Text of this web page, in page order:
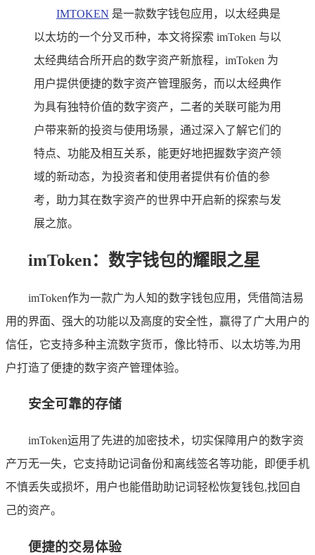
IMTOKEN 是一款数字钱包应用，以太经典是
以太坊的一个分叉币种，本文将探索 imToken 与以
太经典结合所开启的数字资产新旅程，imToken 为
用户提供便捷的数字资产管理服务，而以太经典作
为具有独特价值的数字资产，二者的关联可能为用
户带来新的投资与使用场景，通过深入了解它们的
特点、功能及相互关系，能更好地把握数字资产领
域的新动态，为投资者和使用者提供有价值的参
考，助力其在数字资产的世界中开启新的探索与发
展之旅。
imToken：数字钱包的耀眼之星
imToken作为一款广为人知的数字钱包应用，凭借简洁易
用的界面、强大的功能以及高度的安全性，赢得了广大用户的
信任，它支持多种主流数字货币，像比特币、以太坊等,为用
户打造了便捷的数字资产管理体验。
安全可靠的存储
imToken运用了先进的加密技术，切实保障用户的数字资
产万无一失，它支持助记词备份和离线签名等功能，即便手机
不慎丢失或损坏，用户也能借助助记词轻松恢复钱包,找回自
己的资产。
便捷的交易体验